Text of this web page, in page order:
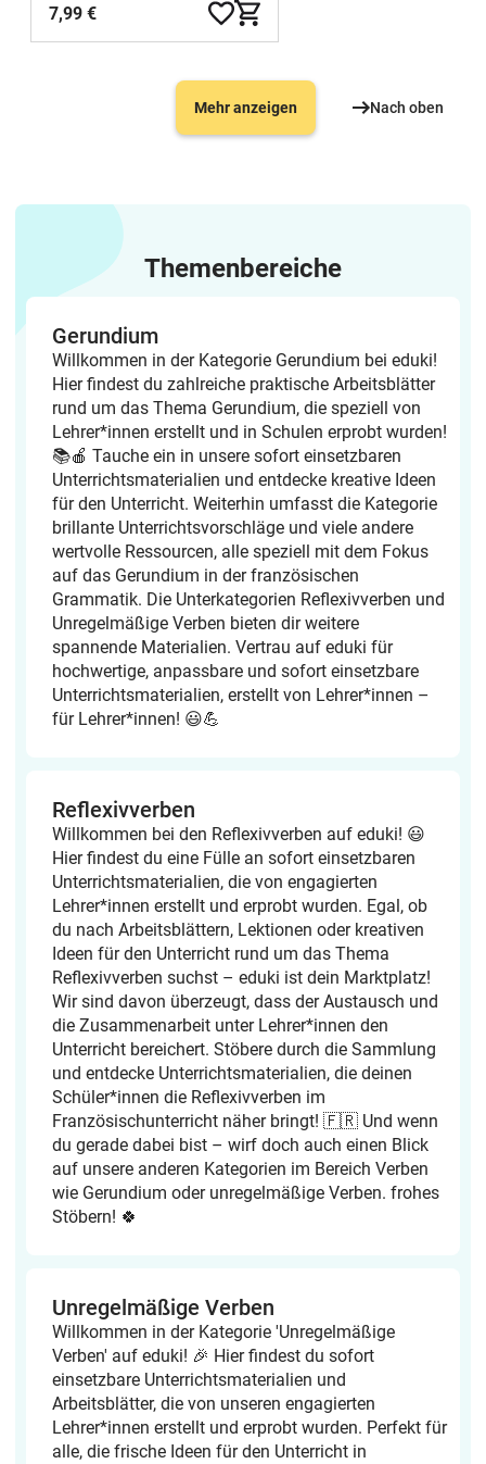
7,99 €
Mehr anzeigen Nach oben
Themenbereiche
Gerundium
Willkommen in der Kategorie Gerundium bei eduki!
Hier findest du zahlreiche praktische Arbeitsblätter
rund um das Thema Gerundium, die speziell von
Lehrer*innen erstellt und in Schulen erprobt wurden!
📚🍎 Tauche ein in unsere sofort einsetzbaren
Unterrichtsmaterialien und entdecke kreative Ideen
für den Unterricht. Weiterhin umfasst die Kategorie
brillante Unterrichtsvorschläge und viele andere
wertvolle Ressourcen, alle speziell mit dem Fokus
auf das Gerundium in der französischen
Grammatik. Die Unterkategorien Reflexivverben und
Unregelmäßige Verben bieten dir weitere
spannende Materialien. Vertrau auf eduki für
hochwertige, anpassbare und sofort einsetzbare
Unterrichtsmaterialien, erstellt von Lehrer*innen –
für Lehrer*innen! 😃💪
Reflexivverben
Willkommen bei den Reflexivverben auf eduki! 😃
Hier findest du eine Fülle an sofort einsetzbaren
Unterrichtsmaterialien, die von engagierten
Lehrer*innen erstellt und erprobt wurden. Egal, ob
du nach Arbeitsblättern, Lektionen oder kreativen
Ideen für den Unterricht rund um das Thema
Reflexivverben suchst – eduki ist dein Marktplatz!
Wir sind davon überzeugt, dass der Austausch und
die Zusammenarbeit unter Lehrer*innen den
Unterricht bereichert. Stöbere durch die Sammlung
und entdecke Unterrichtsmaterialien, die deinen
Schüler*innen die Reflexivverben im
Französischunterricht näher bringt! 🇫🇷 Und wenn
du gerade dabei bist – wirf doch auch einen Blick
auf unsere anderen Kategorien im Bereich Verben
wie Gerundium oder unregelmäßige Verben. frohes
Stöbern! 🍀
Unregelmäßige Verben
Willkommen in der Kategorie 'Unregelmäßige
Verben' auf eduki! 🎉 Hier findest du sofort
einsetzbare Unterrichtsmaterialien und
Arbeitsblätter, die von unseren engagierten
Lehrer*innen erstellt und erprobt wurden. Perfekt für
alle, die frische Ideen für den Unterricht in